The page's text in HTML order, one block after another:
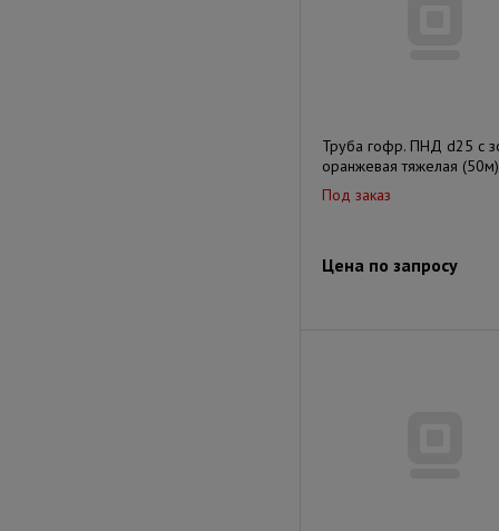
Труба гофр. ПНД d25 с
оранжевая тяжелая
Под заказ
Цена по запросу